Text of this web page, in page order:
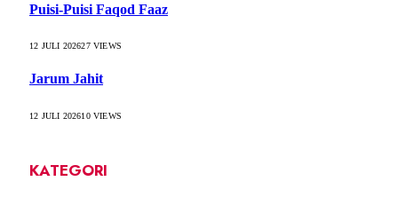
Puisi-Puisi Faqod Faaz
12 JULI 202627VIEWS
Jarum Jahit
12 JULI 202610VIEWS
KATEGORI